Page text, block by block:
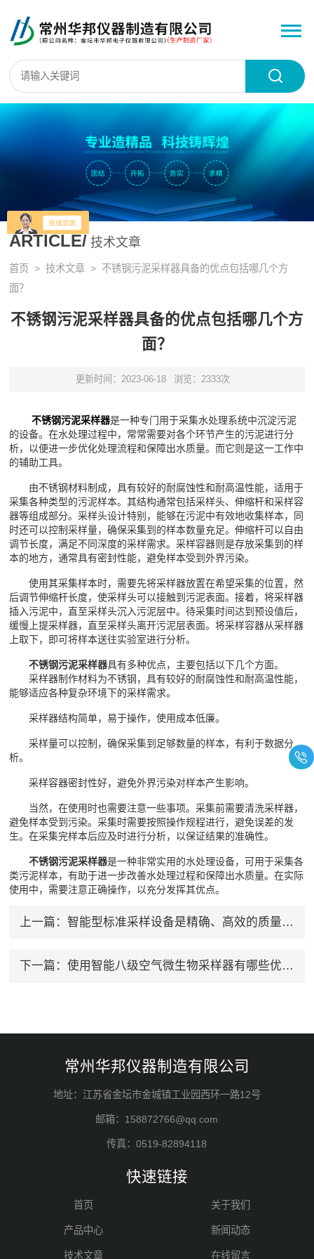
ARTICLE/ 技术文章
首页 >技术文章 > 不锈钢污泥采样器具备的优点包括哪几个方
面？
不锈钢污泥采样器具备的优点包括哪几个方
面？
更新时间：2023-06-18 浏览：2333次
不锈钢污泥采样器是一种专门用于采集水处理系统中沉淀污泥
的设备。在水处理过程中，常常需要对各个环节产生的污泥进行分
析，以便进一步优化处理流程和保障出水质量。而它则是这一工作中
的辅助工具。
由不锈钢材料制成，具有较好的耐腐蚀性和耐高温性能，适用于
采集各种类型的污泥样本。其结构通常包括采样头、伸缩杆和采样容
器等组成部分。采样头设计特别，能够在污泥中有效地收集样本，同
时还可以控制采样量，确保采集到的样本数量充足。伸缩杆可以自由
调节长度，满足不同深度的采样需求。采样容器则是存放采集到的样
本的地方，通常具有密封性能，避免样本受到外界污染。
使用其采集样本时，需要先将采样器放置在希望采集的位置，然
后调节伸缩杆长度，使采样头可以接触到污泥表面。接着，将采样器
插入污泥中，直至采样头沉入污泥层中。待采集时间达到预设值后，
缓慢上提采样器，直至采样头离开污泥层表面。将采样容器从采样器
上取下，即可将样本送往实验室进行分析。
不锈钢污泥采样器具有多种优点，主要包括以下几个方面。
采样器制作材料为不锈钢，具有较好的耐腐蚀性和耐高温性能，
能够适应各种复杂环境下的采样需求。
采样器结构简单，易于操作，使用成本低廉。
采样量可以控制，确保采集到足够数量的样本，有利于数据分
析。
采样容器密封性好，避免外界污染对样本产生影响。
当然，在使用时也需要注意一些事项。采集前需要清洗采样器，
避免样本受到污染。采集时需要按照操作规程进行，避免误差的发
生。在采集完样本后应及时进行分析，以保证结果的准确性。
不锈钢污泥采样器是一种非常实用的水处理设备，可用于采集各
类污泥样本，有助于进一步改善水处理过程和保障出水质量。在实际
使用中，需要注意正确操作，以充分发挥其优点。
上一篇： 智能型标准采样设备是精确、高效的质量控制利器
下一篇： 使用智能八级空气微生物采样器有哪些优点？
常州华邦仪器制造有限公司
地址：江苏省金坛市金城镇工业园西环一路12号
邮箱：158872766@qq.com
传真：0519-82894118
快速链接
首页 关于我们
产品中心 新闻动态
技术文章 在线留言